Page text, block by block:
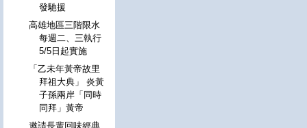
發馳援
高雄地區三階限水
每週二、三執行
5/5日起實施
「乙未年黃帝故里
拜祖大典」 炎黃
子孫兩岸「同時
同拜」黃帝
邀請長輩回味經典